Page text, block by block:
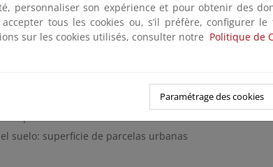
suelo: superficie de aprcelas urbanas
suelo: superficie de parcelas urbanas
personnaliser son expérience et pour obtenir des
tous les cookies ou, s’il préfère, configurer le
sur les cookies utilisés, consulter notre Politique de
Paramétrage des cookies